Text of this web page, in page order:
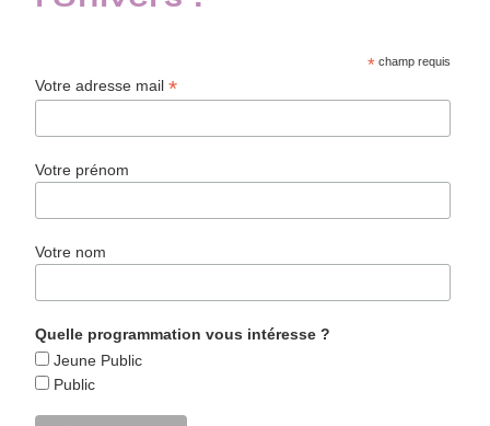
* champ requis
Votre adresse mail*
Votre prénom
Votre nom
Quelle programmation vous intéresse ?
Jeune Public
Public